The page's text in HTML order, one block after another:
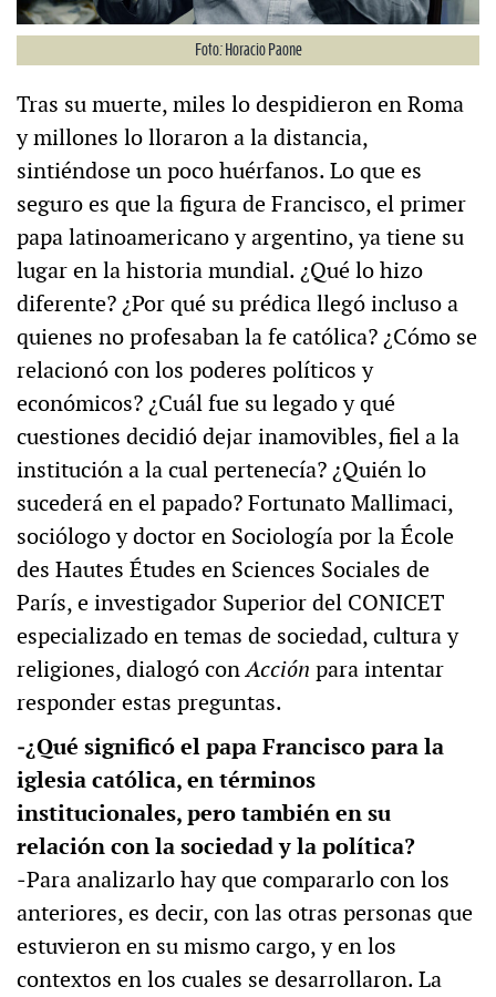
Foto: Horacio Paone
Tras su muerte, miles lo despidieron en Roma
y millones lo lloraron a la distancia,
sintiéndose un poco huérfanos. Lo que es
seguro es que la figura de Francisco, el primer
papa latinoamericano y argentino, ya tiene su
lugar en la historia mundial. ¿Qué lo hizo
diferente? ¿Por qué su prédica llegó incluso a
quienes no profesaban la fe católica? ¿Cómo se
relacionó con los poderes políticos y
económicos? ¿Cuál fue su legado y qué
cuestiones decidió dejar inamovibles, fiel a la
institución a la cual pertenecía? ¿Quién lo
sucederá en el papado? Fortunato Mallimaci,
sociólogo y doctor en Sociología por la École
des Hautes Études en Sciences Sociales de
París, e investigador Superior del CONICET
especializado en temas de sociedad, cultura y
religiones, dialogó conAcción para intentar
responder estas preguntas.
‒¿Qué significó el papa Francisco para la
iglesia católica, en términos
institucionales, pero también en su
relación con la sociedad y la política?
‒Para analizarlo hay que compararlo con los
anteriores, es decir, con las otras personas que
estuvieron en su mismo cargo, y en los
contextos en los cuales se desarrollaron. La